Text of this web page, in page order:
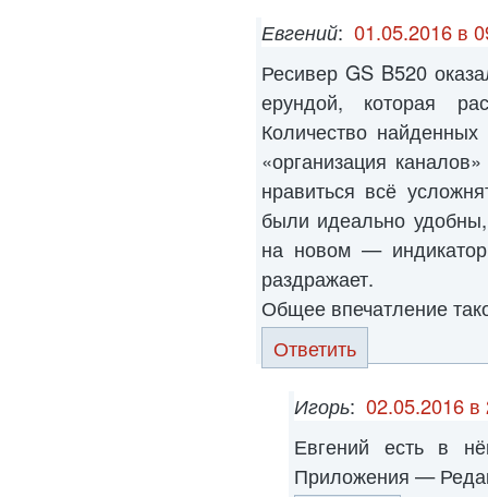
Евгений: 01.05.2016 в
Ресивер GS B520
ерундой, которая
Количество
«организация
нравиться всё
были идеально
на новом —
раздражает.
Общее впечатление
Ответить
Игорь: 02.05.2016 в
Евгений есть в
Приложения —